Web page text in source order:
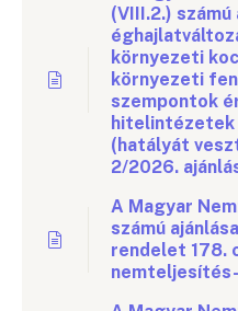
(VIII.2.) számú
környezeti
környezeti
szempontok
hitelintézetek
(hatályát
2/2026.
A Magyar
számú
rendelet 178.